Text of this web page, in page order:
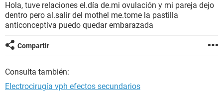
BIENESTAR
Hola, tuve relaciones el.día de.mi ovulación y mi pareja dejo
dentro pero al.salir del mothel me.tome la pastilla
anticonceptiva puedo quedar embarazada
Compartir
Consulta también:
Electrocirugía vph efectos secundarios